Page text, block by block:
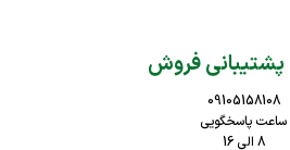
پشتیبانی فروش
09105158108
ساعت پاسخگویی
8 الی 16